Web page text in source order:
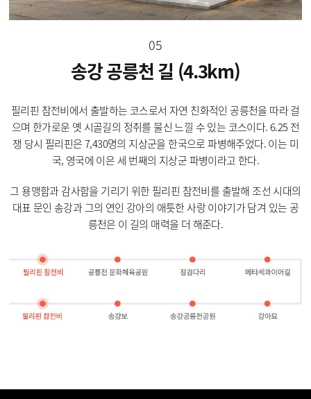
05
송강 공릉천 길 (4.3km)
필리핀 참전비에서 출발하는 코스로서 자연 친화적인 공릉천을 따라 걸
으며 한가로운 옛 시골길의 정취를 물신 느낄 수 있는 코스이다. 6.25 전
쟁 당시 필리핀은 7,430명의 지상군을 한국으로 파병해주었다. 이는 미
국, 영국에 이은 세 번째의 지상군 파병이라고 한다.
그 용맹함과 감사함을 기리기 위한 필리핀 참전비를 출발해 조선 시대의
대표 문인 송강과 그의 연인 강아의 애틋한 사랑 이야기가 담겨 있는 공
릉천은 이 길의 매력을 더 해준다.